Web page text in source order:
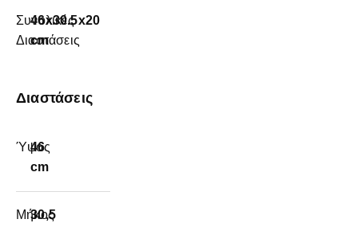
Συνολικές
Διαστάσεις
46x30.5x20
cm
Διαστάσεις
Ύψος
46
cm
Μήκος
30,5